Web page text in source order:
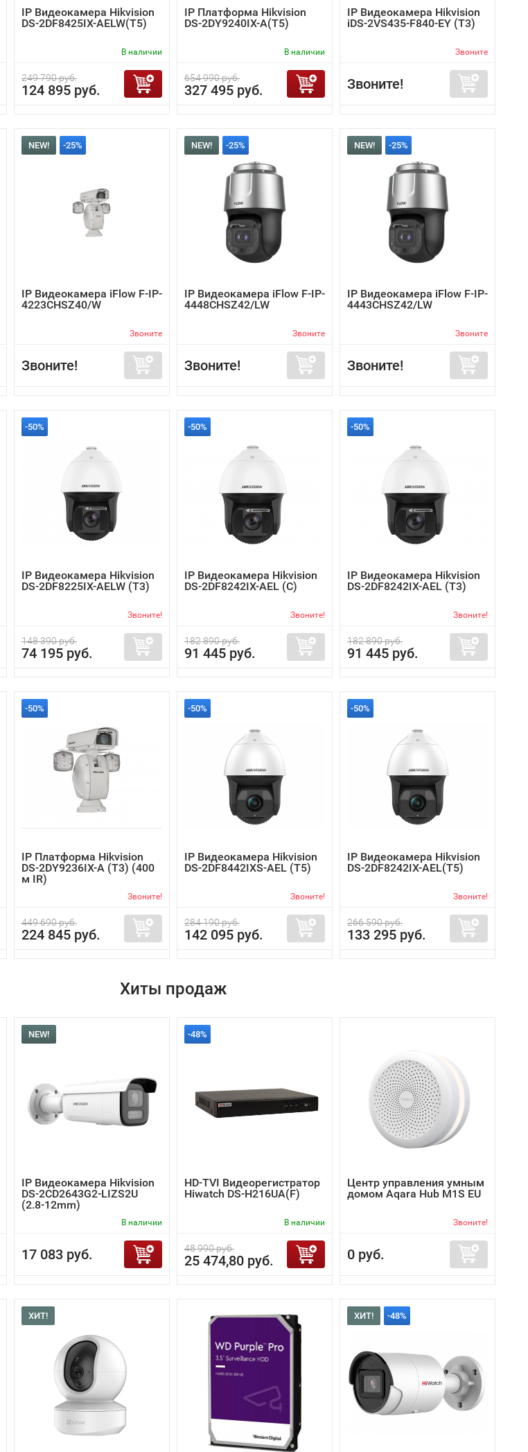
IP Видеокамера Hikvision
DS-2DF8425IX-AELW(T5)
В наличии
249 790 руб.
124 895 руб.
IP Платформа Hikvision
DS-2DY9240IX-A(T5)
В наличии
654 990 руб.
327 495 руб.
IP Видеокамера Hikvision
iDS-2VS435-F840-EY (T3)
Звоните
Звоните!
NEW! -25%
IP Видеокамера iFlow F-IP-
4223CHSZ40/W
Звоните
Звоните!
NEW! -25%
IP Видеокамера iFlow F-IP-
4448CHSZ42/LW
Звоните
Звоните!
NEW! -25%
IP Видеокамера iFlow F-IP-
4443CHSZ42/LW
Звоните
Звоните!
-50%
IP Видеокамера Hikvision
DS-2DF8225IX-AELW (T3)
Звоните!
148 390 руб.
74 195 руб.
-50%
IP Видеокамера Hikvision
DS-2DF8242IX-AEL (C)
Звоните!
182 890 руб.
91 445 руб.
-50%
IP Видеокамера Hikvision
DS-2DF8242IX-AEL (T3)
Звоните!
182 890 руб.
91 445 руб.
-50%
IP Платформа Hikvision
DS-2DY9236IX-A (T3) (400
м IR)
Звоните!
449 690 руб.
224 845 руб.
-50%
IP Видеокамера Hikvision
DS-2DF8442IXS-AEL (T5)
Звоните!
284 190 руб.
142 095 руб.
-50%
IP Видеокамера Hikvision
DS-2DF8242IX-AEL(T5)
Звоните!
266 590 руб.
133 295 руб.
Хиты продаж
NEW!
IP Видеокамера Hikvision
DS-2CD2643G2-LIZS2U
(2.8-12mm)
В наличии
17 083 руб.
-48%
HD-TVI Видеорегистратор
Hiwatch DS-H216UA(F)
В наличии
48 990 руб.
25 474,80 руб.
Центр управления умным
домом Aqara Hub M1S EU
Звоните!
0 руб.
ХИТ! ХИТ! -48%